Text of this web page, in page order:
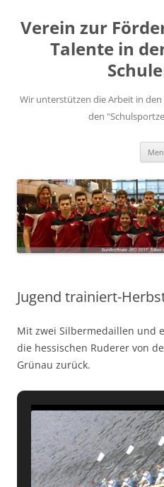
springen
Verein zur
Talente in
Wir unterstützen die Arbeit in
den
Jugend trainiert-
Mit zwei Silbermedaillen und
die hessischen Ruderer von
Grünau zurück.